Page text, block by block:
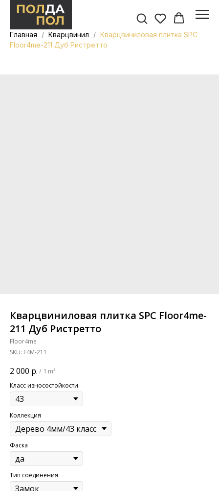
Главная Кварцвинил
Кварцвиниловая плитка SPC
Floor4me-211 Дуб Ристретто
Кварцвиниловая плитка SPC Floor4me-
211 Дуб Ристретто
Floor4me
SKU: F4M-211
2 000 р. / 1 m²
Класс износостойкости
Коллекция
Фаска
Тип соединения